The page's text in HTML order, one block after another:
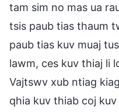
tam sim no mas ua
tsis paub tias thaum
paub tias kuv muaj
lawm, ces kuv thiaj li
Vajtswv xub ntiag
qhia kuv thiab coj